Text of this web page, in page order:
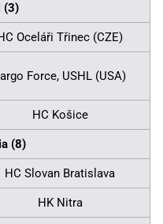
(3)
Oceláři Třinec (CZE)
Force, USHL (USA)
HC Košice
(8)
HC Slovan Bratislava
HK Nitra